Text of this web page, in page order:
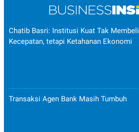
Chatib Basri: Institusi Kuat Tak Membeli
Kecepatan, tetapi Ketahanan Ekonomi
Transaksi Agen Bank Masih Tumbuh